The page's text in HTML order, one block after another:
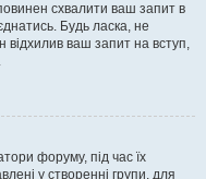
схвалити ваш запит в
Будь ласка, не
відхилив ваш запит на вступ,
форуму, під час їх
у створенні групи, для